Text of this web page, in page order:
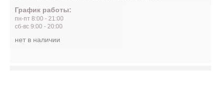
График работы:
пн-пт 8:00 - 21:00
сб-вс 9:00 - 20:00
нет в наличии